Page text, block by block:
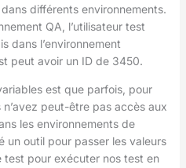
différents environnements.
QA, l’utilisateur test
dans l’environnement
peut avoir un ID de 3450.
est que parfois, pour
peut-être pas accès aux
les environnements de
un outil pour passer les valeurs
pour exécuter nos test en